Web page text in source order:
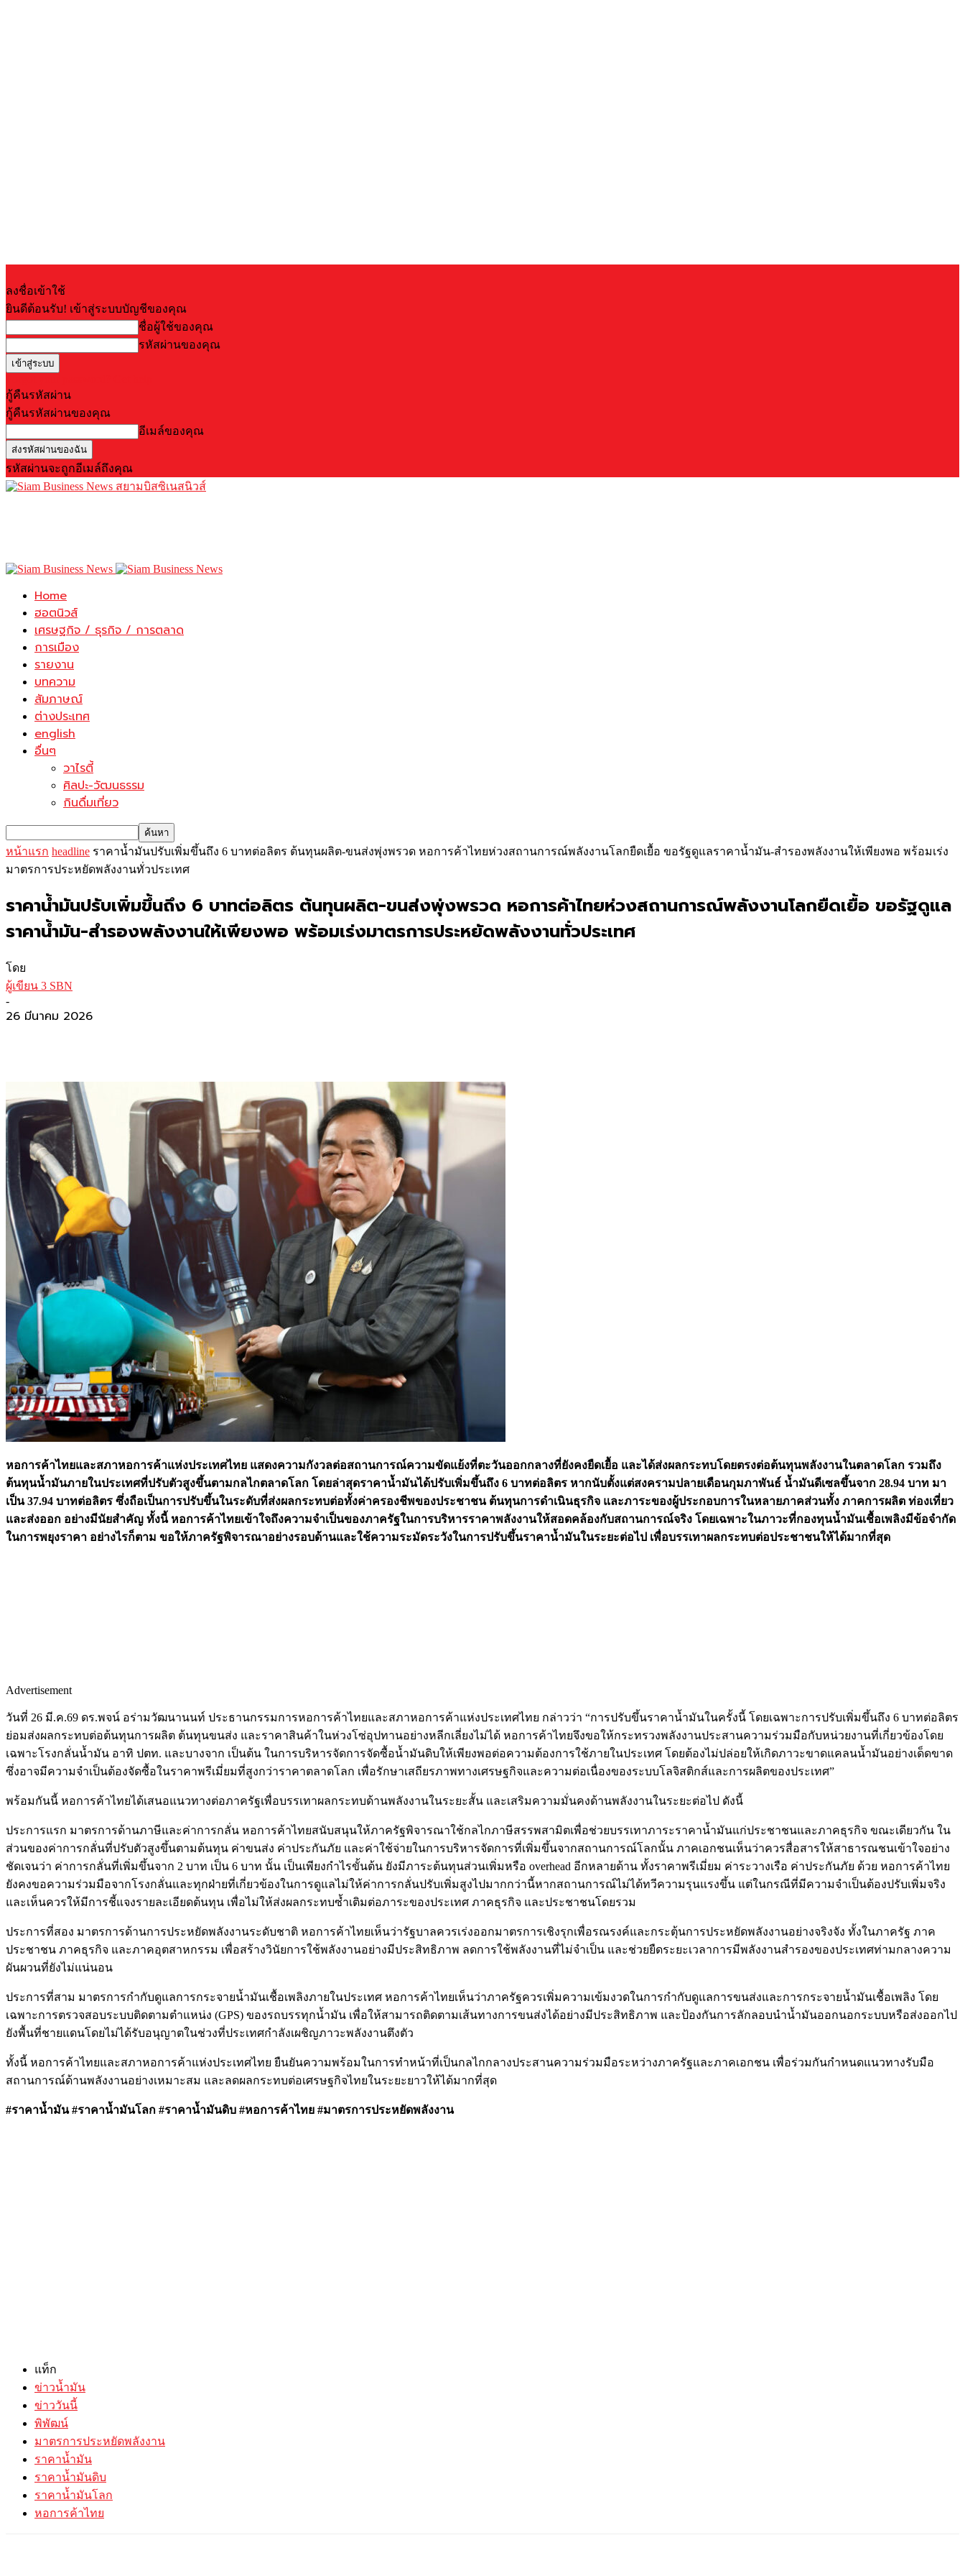
ลงชื่อเข้าใช้
ยินดีต้อนรับ! เข้าสู่ระบบบัญชีของคุณ
ชื่อผู้ใช้ของคุณ
รหัสผ่านของคุณ
กู้คืนรหัสผ่าน
กู้คืนรหัสผ่านของคุณ
อีเมล์ของคุณ
รหัสผ่านจะถูกอีเมล์ถึงคุณ
สยามบิสซิเนสนิวส์
Home
ฮอตนิวส์
เศรษฐกิจ / ธุรกิจ / การตลาด
การเมือง
รายงาน
บทความ
สัมภาษณ์
ต่างประเทศ
english
อื่นๆ
วาไรตี้
ศิลปะ-วัฒนธรรม
กินดื่มเที่ยว
หน้าแรก headline ราคาน้ำมันปรับเพิ่มขึ้นถึง 6 บาทต่อลิตร ต้นทุนผลิต-ขนส่งพุ่งพรวด หอการค้าไทยห่วงสถานการณ์พลังงานโลกยืดเยื้อ ขอรัฐดูแลราคาน้ำมัน-สำรองพลังงานให้เพียงพอ พร้อมเร่ง
มาตรการประหยัดพลังงานทั่วประเทศ
ราคาน้ำมันปรับเพิ่มขึ้นถึง 6 บาทต่อลิตร ต้นทุนผลิต-ขนส่งพุ่งพรวด หอการค้าไทยห่วงสถานการณ์พลังงานโลกยืดเยื้อ ขอรัฐดูแล
ราคาน้ำมัน-สำรองพลังงานให้เพียงพอ พร้อมเร่งมาตรการประหยัดพลังงานทั่วประเทศ
โดย
ผู้เขียน 3 SBN
-
26 มีนาคม 2026
หอการค้าไทยและสภาหอการค้าแห่งประเทศไทย แสดงความกังวลต่อสถานการณ์ความขัดแย้งที่ตะวันออกกลางที่ยังคงยืดเยื้อ และได้ส่งผลกระทบโดยตรงต่อต้นทุนพลังงานในตลาดโลก รวมถึง
ต้นทุนน้ำมันภายในประเทศที่ปรับตัวสูงขึ้นตามกลไกตลาดโลก โดยล่าสุดราคาน้ำมันได้ปรับเพิ่มขึ้นถึง 6 บาทต่อลิตร หากนับตั้งแต่สงครามปลายเดือนกุมภาพันธ์ น้ำมันดีเซลขึ้นจาก 28.94 บาท มา
เป็น 37.94 บาทต่อลิตร ซึ่งถือเป็นการปรับขึ้นในระดับที่ส่งผลกระทบต่อทั้งค่าครองชีพของประชาชน ต้นทุนการดำเนินธุรกิจ และภาระของผู้ประกอบการในหลายภาคส่วนทั้ง ภาคการผลิต ท่องเที่ยว
และส่งออก อย่างมีนัยสำคัญ ทั้งนี้ หอการค้าไทยเข้าใจถึงความจำเป็นของภาครัฐในการบริหารราคาพลังงานให้สอดคล้องกับสถานการณ์จริง โดยเฉพาะในภาวะที่กองทุนน้ำมันเชื้อเพลิงมีข้อจำกัด
ในการพยุงราคา อย่างไรก็ตาม ขอให้ภาครัฐพิจารณาอย่างรอบด้านและใช้ความระมัดระวังในการปรับขึ้นราคาน้ำมันในระยะต่อไป เพื่อบรรเทาผลกระทบต่อประชาชนให้ได้มากที่สุด
Advertisement
วันที่ 26 มี.ค.69 ดร.พจน์ อร่ามวัฒนานนท์ ประธานกรรมการหอการค้าไทยและสภาหอการค้าแห่งประเทศไทย กล่าวว่า “การปรับขึ้นราคาน้ำมันในครั้งนี้ โดยเฉพาะการปรับเพิ่มขึ้นถึง 6 บาทต่อลิตร
ย่อมส่งผลกระทบต่อต้นทุนการผลิต ต้นทุนขนส่ง และราคาสินค้าในห่วงโซ่อุปทานอย่างหลีกเลี่ยงไม่ได้ หอการค้าไทยจึงขอให้กระทรวงพลังงานประสานความร่วมมือกับหน่วยงานที่เกี่ยวข้องโดย
เฉพาะโรงกลั่นน้ำมัน อาทิ ปตท. และบางจาก เป็นต้น ในการบริหารจัดการจัดซื้อน้ำมันดิบให้เพียงพอต่อความต้องการใช้ภายในประเทศ โดยต้องไม่ปล่อยให้เกิดภาวะขาดแคลนน้ำมันอย่างเด็ดขาด
ซึ่งอาจมีความจำเป็นต้องจัดซื้อในราคาพรีเมี่ยมที่สูงกว่าราคาตลาดโลก เพื่อรักษาเสถียรภาพทางเศรษฐกิจและความต่อเนื่องของระบบโลจิสติกส์และการผลิตของประเทศ”
พร้อมกันนี้ หอการค้าไทยได้เสนอแนวทางต่อภาครัฐเพื่อบรรเทาผลกระทบด้านพลังงานในระยะสั้น และเสริมความมั่นคงด้านพลังงานในระยะต่อไป ดังนี้
ประการแรก มาตรการด้านภาษีและค่าการกลั่น หอการค้าไทยสนับสนุนให้ภาครัฐพิจารณาใช้กลไกภาษีสรรพสามิตเพื่อช่วยบรรเทาภาระราคาน้ำมันแก่ประชาชนและภาคธุรกิจ ขณะเดียวกัน ใน
ส่วนของค่าการกลั่นที่ปรับตัวสูงขึ้นตามต้นทุน ค่าขนส่ง ค่าประกันภัย และค่าใช้จ่ายในการบริหารจัดการที่เพิ่มขึ้นจากสถานการณ์โลกนั้น ภาคเอกชนเห็นว่าควรสื่อสารให้สาธารณชนเข้าใจอย่าง
ชัดเจนว่า ค่าการกลั่นที่เพิ่มขึ้นจาก 2 บาท เป็น 6 บาท นั้น เป็นเพียงกำไรขั้นต้น ยังมีภาระต้นทุนส่วนเพิ่มหรือ overhead อีกหลายด้าน ทั้งราคาพรีเมี่ยม ค่าระวางเรือ ค่าประกันภัย ด้วย หอการค้าไทย
ยังคงขอความร่วมมือจากโรงกลั่นและทุกฝ่ายที่เกี่ยวข้องในการดูแลไม่ให้ค่าการกลั่นปรับเพิ่มสูงไปมากกว่านี้หากสถานการณ์ไม่ได้ทวีความรุนแรงขึ้น แต่ในกรณีที่มีความจำเป็นต้องปรับเพิ่มจริง
และเห็นควรให้มีการชี้แจงรายละเอียดต้นทุน เพื่อไม่ให้ส่งผลกระทบซ้ำเติมต่อภาระของประเทศ ภาคธุรกิจ และประชาชนโดยรวม
ประการที่สอง มาตรการด้านการประหยัดพลังงานระดับชาติ หอการค้าไทยเห็นว่ารัฐบาลควรเร่งออกมาตรการเชิงรุกเพื่อรณรงค์และกระตุ้นการประหยัดพลังงานอย่างจริงจัง ทั้งในภาครัฐ ภาค
ประชาชน ภาคธุรกิจ และภาคอุตสาหกรรม เพื่อสร้างวินัยการใช้พลังงานอย่างมีประสิทธิภาพ ลดการใช้พลังงานที่ไม่จำเป็น และช่วยยืดระยะเวลาการมีพลังงานสำรองของประเทศท่ามกลางความ
ผันผวนที่ยังไม่แน่นอน
ประการที่สาม มาตรการกำกับดูแลการกระจายน้ำมันเชื้อเพลิงภายในประเทศ หอการค้าไทยเห็นว่าภาครัฐควรเพิ่มความเข้มงวดในการกำกับดูแลการขนส่งและการกระจายน้ำมันเชื้อเพลิง โดย
เฉพาะการตรวจสอบระบบติดตามตำแหน่ง (GPS) ของรถบรรทุกน้ำมัน เพื่อให้สามารถติดตามเส้นทางการขนส่งได้อย่างมีประสิทธิภาพ และป้องกันการลักลอบนำน้ำมันออกนอกระบบหรือส่งออกไป
ยังพื้นที่ชายแดนโดยไม่ได้รับอนุญาตในช่วงที่ประเทศกำลังเผชิญภาวะพลังงานตึงตัว
ทั้งนี้ หอการค้าไทยและสภาหอการค้าแห่งประเทศไทย ยืนยันความพร้อมในการทำหน้าที่เป็นกลไกกลางประสานความร่วมมือระหว่างภาครัฐและภาคเอกชน เพื่อร่วมกันกำหนดแนวทางรับมือ
สถานการณ์ด้านพลังงานอย่างเหมาะสม และลดผลกระทบต่อเศรษฐกิจไทยในระยะยาวให้ได้มากที่สุด
#ราคาน้ำมัน #ราคาน้ำมันโลก #ราคาน้ำมันดิบ #หอการค้าไทย #มาตรการประหยัดพลังงาน
แท็ก
ข่าวน้ำมัน
ข่าววันนี้
พิพัฒน์
มาตรการประหยัดพลังงาน
ราคาน้ำมัน
ราคาน้ำมันดิบ
ราคาน้ำมันโลก
หอการค้าไทย